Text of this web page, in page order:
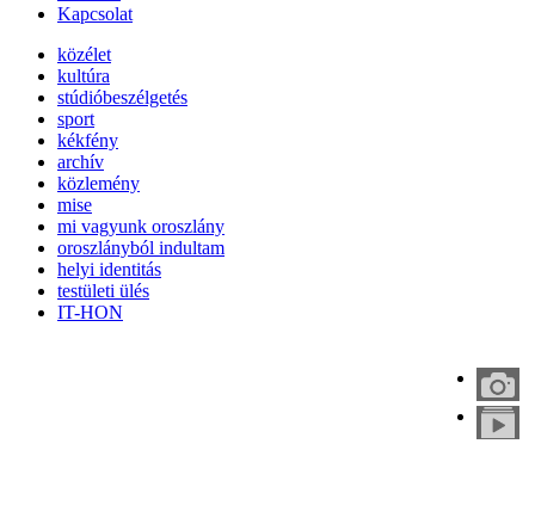
Kapcsolat
közélet
kultúra
stúdióbeszélgetés
sport
kékfény
archív
közlemény
mise
mi vagyunk oroszlány
oroszlányból indultam
helyi identitás
testületi ülés
IT-HON